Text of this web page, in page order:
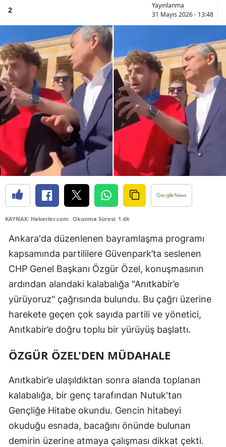
2
Yayınlanma
31 Mayıs 2026 - 13:48
KAYNAK: Haberler.com Okunma Süresi: 1 dk
Ankara'da düzenlenen bayramlaşma programı
kapsamında partililere Güvenpark’ta seslenen
CHP Genel Başkanı Özgür Özel, konuşmasının
ardından alandaki kalabalığa "Anıtkabir’e
yürüyoruz" çağrısında bulundu. Bu çağrı üzerine
harekete geçen çok sayıda partili ve yönetici,
Anıtkabir’e doğru toplu bir yürüyüş başlattı.
ÖZGÜR ÖZEL'DEN MÜDAHALE
Anıtkabir’e ulaşıldıktan sonra alanda toplanan
kalabalığa, bir genç tarafından Nutuk'tan
Gençliğe Hitabe okundu. Gencin hitabeyi
okuduğu esnada, bacağını önünde bulunan
demirin üzerine atmaya çalışması dikkat çekti.